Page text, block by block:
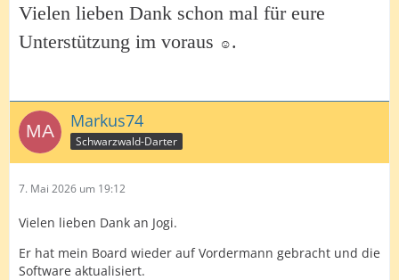
Vielen lieben Dank schon mal für eure
Unterstützung im voraus
☺️ .
Markus74
Schwarzwald-Darter
7. Mai 2026 um 19:12
Vielen lieben Dank an Jogi.
Er hat mein Board wieder auf Vordermann gebracht und die
Software aktualisiert.